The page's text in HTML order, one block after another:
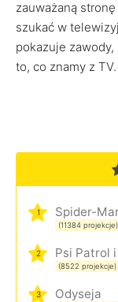
zauważaną
szukać w
pokazuje
to, co znamy z TV.
1
(11384 projekcje)
2 Psi Patrol
(8522 projekcje)
3 Odyseja